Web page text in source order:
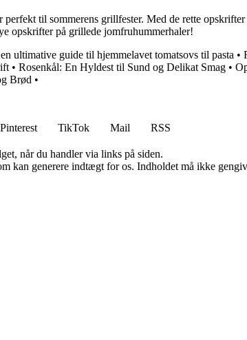
til sommerens grillfester. Med de rette
opskrifter på grillede jomfruhummerhaler!
ultimative guide til hjemmelavet tomatsovs til pasta •
• Rosenkål: En Hyldest til Sund og Delikat Smag •
Brød •
Pinterest TikTok Mail
RSS
når du handler via links på siden.
generere indtægt for os. Indholdet må ikke